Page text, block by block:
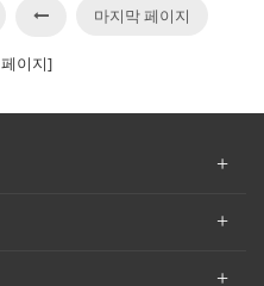
마지막 페이지
페이지]